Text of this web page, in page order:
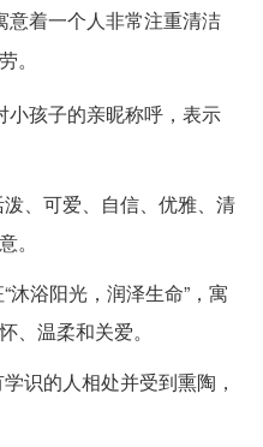
意着一个人非常注重清洁
。
小孩子的亲昵称呼，表示
、可爱、自信、优雅、清
。
沐浴阳光，润泽生命”，寓
、温柔和关爱。
识的人相处并受到熏陶，